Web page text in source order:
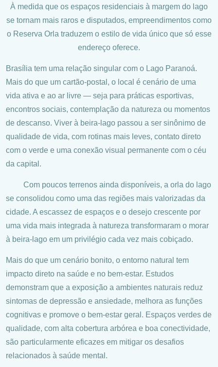
À medida que os espaços residenciais à margem do lago
se tornam mais raros e disputados, empreendimentos como
o Reserva Orla traduzem o estilo de vida único que só esse
endereço oferece.
Brasília tem uma relação singular com o Lago Paranoá.
Mais do que um cartão-postal, o local é cenário de uma
vida ativa e ao ar livre — seja para práticas esportivas,
encontros sociais, contemplação da natureza ou momentos
de descanso. Viver à beira-lago passou a ser sinônimo de
qualidade de vida, com rotinas mais leves, contato direto
com o verde e uma conexão visual permanente com o céu
da capital.
Com poucos terrenos ainda disponíveis, a orla do lago
se consolidou como uma das regiões mais valorizadas da
cidade. A escassez de espaços e o desejo crescente por
uma vida mais integrada à natureza transformaram o morar
à beira-lago em um privilégio cada vez mais cobiçado.
Mais do que um cenário bonito, o entorno natural tem
impacto direto na saúde e no bem-estar. Estudos
demonstram que a exposição a ambientes naturais reduz
sintomas de depressão e ansiedade, melhora as funções
cognitivas e promove o bem-estar geral. Espaços verdes de
qualidade, com alta cobertura arbórea e boa conectividade,
são particularmente eficazes em mitigar os desafios
relacionados à saúde mental.